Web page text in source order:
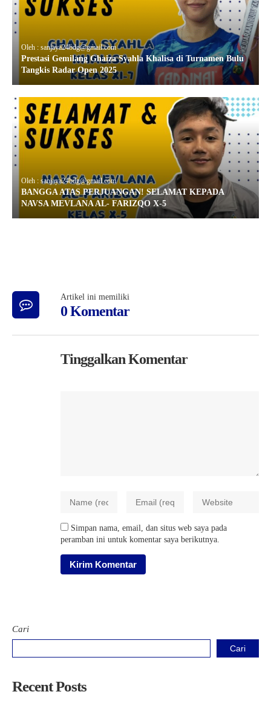
Oleh : sanjaya24bdg@gmail.com
Prestasi Gemilang Ghaiza Syahla Khalisa di Turnamen Bulu
Tangkis Radar Open 2025
Oleh : sanjaya24bdg@gmail.com
BANGGA ATAS PERJUANGAN! SELAMAT KEPADA
NAVSA MEVLANA AL- FARIZQO X-5
Artikel ini memiliki
0 Komentar
Tinggalkan Komentar
Simpan nama, email, dan situs web saya pada
peramban ini untuk komentar saya berikutnya.
Cari
Cari
Recent Posts